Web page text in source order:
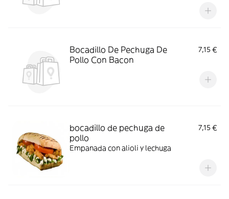
Bocadillo De Pechuga De
Pollo Con Bacon
7,15 €
bocadillo de pechuga de
pollo
7,15 €
Empanada con alioli y lechuga